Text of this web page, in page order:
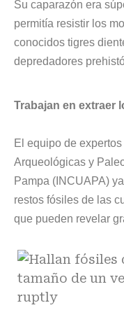
Su caparazón era
permitía resistir los
conocidos tigres
depredadores
Trabajan en extraer
El equipo de
Arqueológicas y
Pampa (INCUAPA)
restos fósiles de las
que pueden revelar